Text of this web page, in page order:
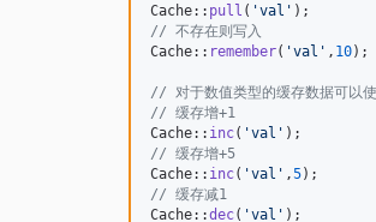
Cache:: pull ( 'val '
// 不存在则写入
Cache:: remember( 'val ' , 10);
// 对于数值类型的缓存数据可以
// 缓存增+1
Cache:: inc( 'val '
// 缓存增+5
Cache:: inc( 'val ' ,5
// 缓存减1
Cache::dec( 'val '